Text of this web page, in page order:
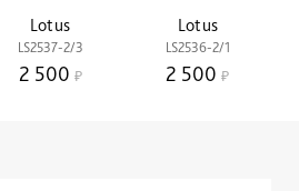
Lotus
LS2537-2/3
2 500
Lotus
LS2536-2/1
2 500